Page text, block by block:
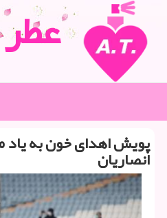
پویش اهدای خون به یاد
انصاریان